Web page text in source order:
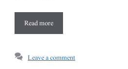
Read more
Leave a comment